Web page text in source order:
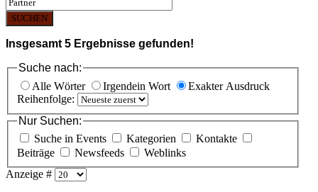
SUCHEN
Insgesamt 5 Ergebnisse gefunden!
Suche nach:
Alle Wörter
Irgendein Wort
Exakter Ausdruck
Reihenfolge:
Nur Suchen:
Suche in Events
Kategorien
Kontakte
Beiträge
Newsfeeds
Weblinks
Anzeige #